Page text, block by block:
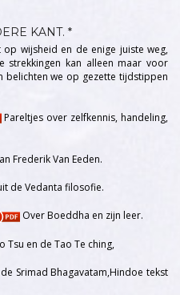
KANT. *
wijsheid en de enige juiste weg,
strekkingen kan alleen maar voor
belichten we op gezette tijdstippen
Pareltjes over zelfkennis, handeling,
Frederik Van Eeden.
de Vedanta filosofie.
Over Boeddha en zijn leer.
Tsu en de Tao Te ching,
Srimad Bhagavatam,Hindoe tekst